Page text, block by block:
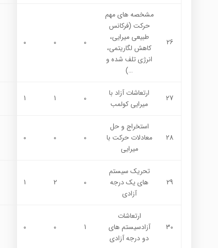
26
مشخصه هاي مهم
حركت (فركانس
طبيعي ميرايي،
كاهش لگاريتمي،
انرژي تلف شده و
…)
0
0
0
27
ارتعاشات آزاد با
ميرايي کولمب
0
1
1
28
استخراج و حل
معادلات حركت با
ميرايي
0
0
0
29
تحريك سيستم
هاي يك درجه
آزادي
0
2
1
30
ارتعاشات
آزادسيستم هاي
دو درجه آزادي
1
0
0